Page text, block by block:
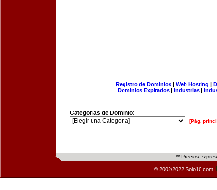
Registro de Dominios| Web Hosting |
Dominios Expirados | Industrias |
Categorías de Dominio:
[Pág.
** Precios
© 2002/2022 Solo10.com